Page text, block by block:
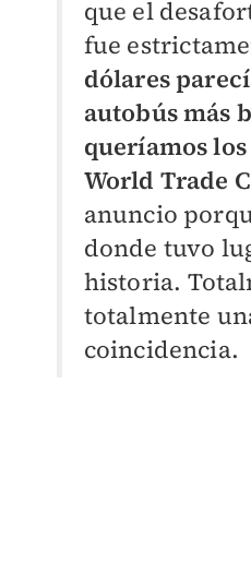
que el
fue
dólares
autobús más
queríamos
World Trade
anuncio
donde tuvo
historia.
totalmente
coincidencia.